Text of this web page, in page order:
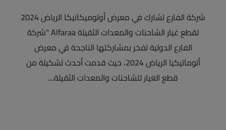
شركة الفارع تشارك في معرض أوتوميكانيكا الرياض 2024
لقطع غيار الشاحنات والمعدات الثقيلة Alfaraa "شركة
الفارع الدولية تفخر بمشاركتها الناجحة في معرض
أتوماتيكيا الرياض 2024، حيث قدمت أحدث تشكيلة من
قطع الغيار للشاحنات والمعدات الثقيلة....